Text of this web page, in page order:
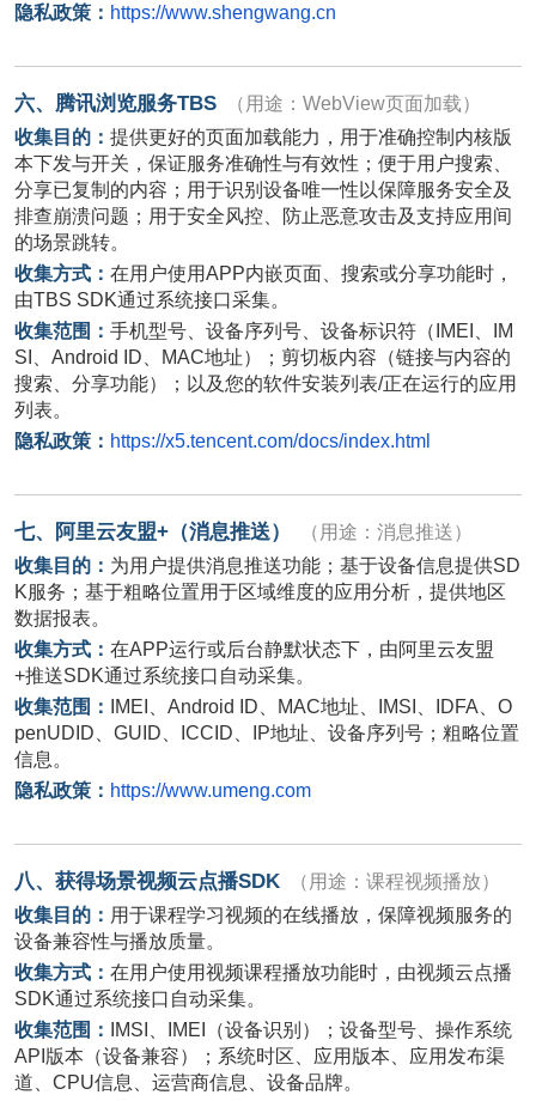
隐私政策： https://www.shengwang.cn
六、腾讯浏览服务TBS （用途： WebView页面加载）
收集目的： 提供更好的页面加载能力，用于准确控制内核版
本下发与开关，保证服务准确性与有效性；便于用户搜索、
分享已复制的内容；用于识别设备唯一性以保障服务安全及
排查崩溃问题；用于安全风控、防止恶意攻击及支持应用间
的场景跳转。
收集方式： 在用户使用APP内嵌页面、搜索或分享功能时，
由TBS SDK通过系统接口采集。
收集范围： 手机型号、设备序列号、设备标识符（IMEI、IM
SI、Android ID、MAC地址）；剪切板内容（链接与内容的
搜索、分享功能）；以及您的软件安装列表/正在运行的应用
列表。
隐私政策： https://x5.tencent.com/docs/index.html
七、阿里云友盟+ （消息推送）
（用途：消息推送）
收集目的： 为用户提供消息推送功能；基于设备信息提供SD
K服务；基于粗略位置用于区域维度的应用分析，提供地区
数据报表。
收集方式： 在APP运行或后台静默状态下，由阿里云友盟
+推送SDK通过系统接口自动采集。
收集范围：
IMEI Android ID MAC地址、 IMSI IDFA
O
penUDID
GUID ICCID IP地址、设备序列号；粗略位置
信息。
隐私政策： https://www.umeng.com
八、获得场景视频云点播SDK
（用途：课程视频播放）
收集目的： 用于课程学习视频的在线播放，保障视频服务的
设备兼容性与播放质量。
收集方式： 在用户使用视频课程播放功能时，由视频云点播
SDK通过系统接口自动采集。
收集范围：
IMSI IMEI
（设备识别）；设备型号、操作系统
API 版本（设备兼容）；系统时区、应用版本、应用发布渠
道、 CPU信息、运营商信息、设备品牌。